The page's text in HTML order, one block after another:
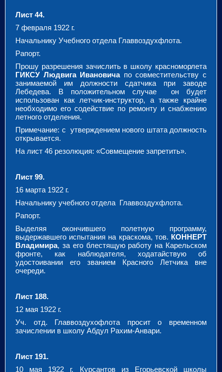
Лист 44.
7 февраля 1922 г.
Начальнику Учебного отдела Главвоздухфлота.
Рапорт.
Прошу разрешения зачислить в школу красноморлета
ГИКСУ Людвига Ивановичапо совместительству с
занимаемой им должности сдатчика при заводе
Лебедева. В положительном случае он будет
использован как летчик-инструктор, а также крайне
необходимо его содействие по ремонту и снабжению
летного отделения.
Примечание: с утверждением нового штата должность
открывается.
На лист 46 резолюция: «Совмещение запретить».
Лист 99.
16 марта 1922 г.
Начальнику учебного отдела Главвоздухфлота.
Рапорт.
Выделяя окончившего полетную программу,
выдержавшего испытания на краскома, тов. КОННЕРТ
Владимира, за его блестящую работу на Карельском
фронте, как наблюдателя, ходатайствую об
удостоивании его званием Красного Летчика вне
очереди.
Лист 188.
12 мая 1922 г.
Уч. отд. Главвоздухофлота просит о временном
зачислении в школу Абдул Рахим-Анвари.
Лист 191.
10 мая 1922 г. Курсантов из Егорьевской школы